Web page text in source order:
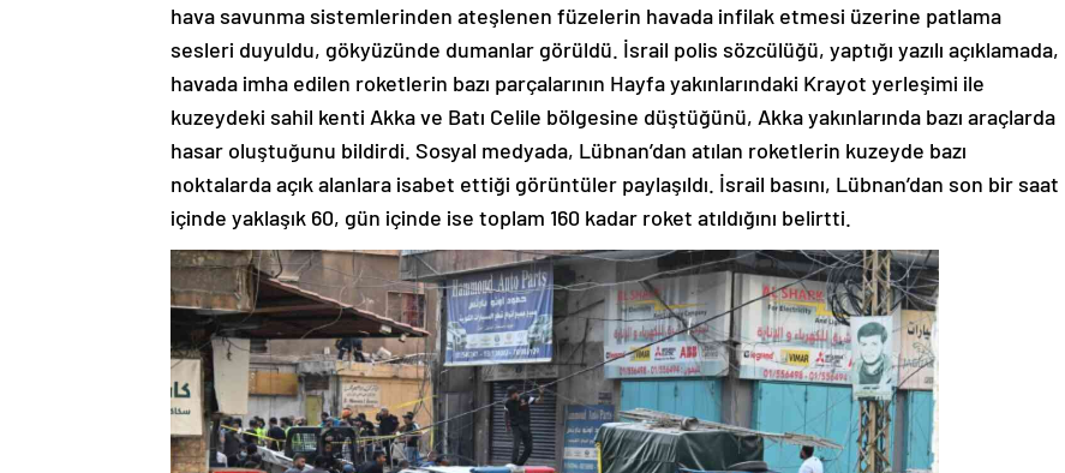
hava savunma sistemlerinden ateşlenen füzelerin havada infilak etmesi üzerine patlama
sesleri duyuldu, gökyüzünde dumanlar görüldü. İsrail polis sözcülüğü, yaptığı yazılı açıklamada,
havada imha edilen roketlerin bazı parçalarının Hayfa yakınlarındaki Krayot yerleşimi ile
kuzeydeki sahil kenti Akka ve Batı Celile bölgesine düştüğünü, Akka yakınlarında bazı araçlarda
hasar oluştuğunu bildirdi. Sosyal medyada, Lübnan’dan atılan roketlerin kuzeyde bazı
noktalarda açık alanlara isabet ettiği görüntüler paylaşıldı. İsrail basını, Lübnan’dan son bir saat
içinde yaklaşık 60, gün içinde ise toplam 160 kadar roket atıldığını belirtti.